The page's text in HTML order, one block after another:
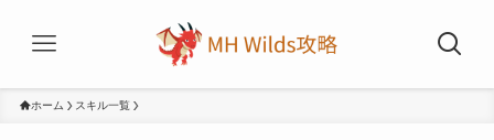
ホーム スキル一覧